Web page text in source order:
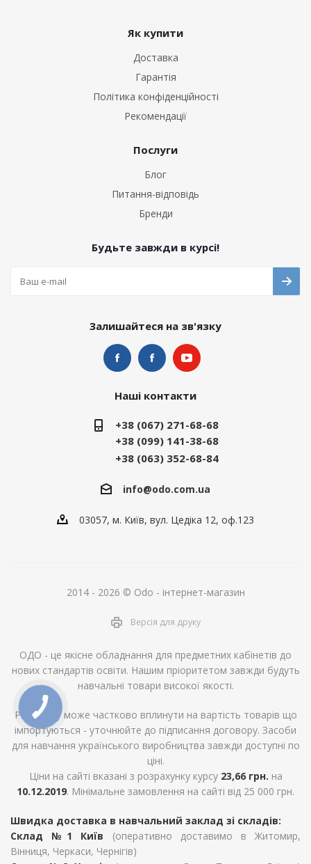
Як купити
Доставка
Гарантія
Політика конфіденційності
Рекомендації
Послуги
Блог
Питання-відповідь
Бренди
Будьте завжди в курсі!
Залишайтеся на зв'язку
Наші контакти
+38 (067) 271-68-68
+38 (099) 141-38-68
+38 (063) 352-68-84
info@odo.com.ua
03057, м. Київ, вул. Цедіка 12, оф.123
2014 - 2026 © Odo - інтернет-магазин
Версія для друку
ОДО - це якісне обладнання для предметних кабінетів до
нових стандартів освіти. Нашим пріоритетом завжди будуть
навчальні товари високої якості.
Ріст курсу може частково вплинути на вартість товарів що
імпортуються - уточнюйте до підписання договору. Засоби
для навчання українського виробництва завжди доступні по
ціні.
Ціни на сайті вказані з розрахунку курсу 23,66 грн. на
10.12.2019. Мінімальне замовлення на сайті від 25 000 грн.
Швидка доставка в навчальний заклад зі складів:
Склад №1 Київ (оперативно доставимо в Житомир,
Вінниця, Черкаси, Чернігів)